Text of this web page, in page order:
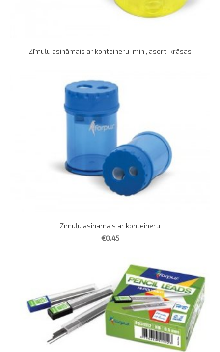
Zīmuļu asināmais ar konteineru-mini, asorti krāsas
Zīmuļu asināmais ar konteineru
€0.45